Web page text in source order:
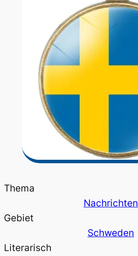
Thema
Nachrichten
Gebiet
Schweden
Literarisch